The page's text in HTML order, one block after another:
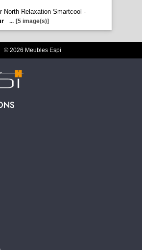
North Relaxation Smartcool -
... [5 image(s)]
© 2026 Meubles Espi